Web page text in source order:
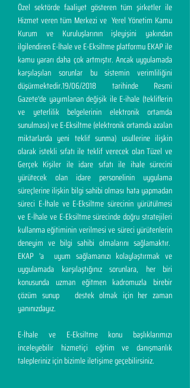
Özel sektörde faaliyet gösteren tüm şirketler ile
Hizmet veren tüm Merkezi ve Yerel Yönetim Kamu
Kurum ve Kuruluşlarının işleyişini yakından
ilgilendiren E-İhale ve E-Eksiltme platformu EKAP ile
kamu yararı daha çok artmıştır. Ancak uygulamada
karşılaşılan sorunlar bu sistemin verimliliğini
düşürmektedir.19/06/2018 tarihinde Resmi
Gazete'de yayımlanan değişik ile E-ihale (tekliflerin
ve yeterlilik belgelerinin elektronik ortamda
sunulması) ve E-Eksiltme (elektronik ortamda azalan
miktarlarda yeni teklif sunma) usullerine ilişkin
olarak istekli sıfatı ile teklif verecek olan Tüzel ve
Gerçek Kişiler ile idare sıfatı ile ihale sürecini
yürütecek olan idare personelinin uygulama
süreçlerine ilişkin bilgi sahibi olması hata yapmadan
süreci E-İhale ve E-Eksiltme sürecinin yürütülmesi
ve E-İhale ve E-Eksiltme sürecinde doğru stratejileri
kullanma eğitiminin verilmesi ve süreci yürütenlerin
deneyim ve bilgi sahibi olmalarını sağlamaktır.
EKAP 'a uyum sağlamanızı kolaylaştırmak ve
uygulamada karşılaştığınız sorunlara, her biri
konusunda uzman eğitmen kadromuzla birebir
çözüm sunup destek olmak için her zaman
yanınızdayız.
E-İhale ve E-Eksiltme konu başlıklarımızı
inceleyebilir hizmetiçi eğitim ve danışmanlık
talepleriniz için bizimle iletişime geçebilirsiniz.